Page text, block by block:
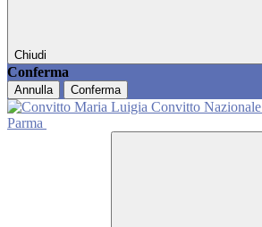
Chiudi
Conferma
Annulla Conferma
Convitto Nazionale
Parma